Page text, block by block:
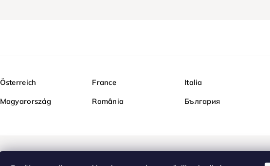
Österreich France Italia
Magyarország România България